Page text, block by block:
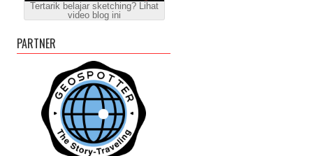
Tertarik belajar sketching? Lihat
video blog ini
PARTNER